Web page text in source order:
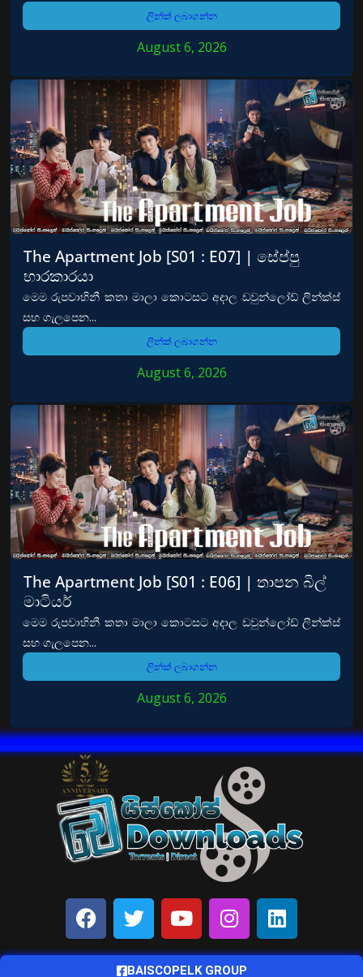
ලින්ක් ලබාගන්න
August 6, 2026
The Apartment Job [S01 : E07] | සේප්පු
භාරකාරයා
මෙම රුපවාහිනී කතා මාලා කොටසට අදාල ඩවුන්ලෝඩ් ලින්ක්ස්
සහ ගැලපෙන...
ලින්ක් ලබාගන්න
August 6, 2026
The Apartment Job [S01 : E06] | තාපන බිල්
මාටියර්
මෙම රුපවාහිනී කතා මාලා කොටසට අදාල ඩවුන්ලෝඩ් ලින්ක්ස්
සහ ගැලපෙන...
ලින්ක් ලබාගන්න
August 6, 2026
BAISCOPELK GROUP